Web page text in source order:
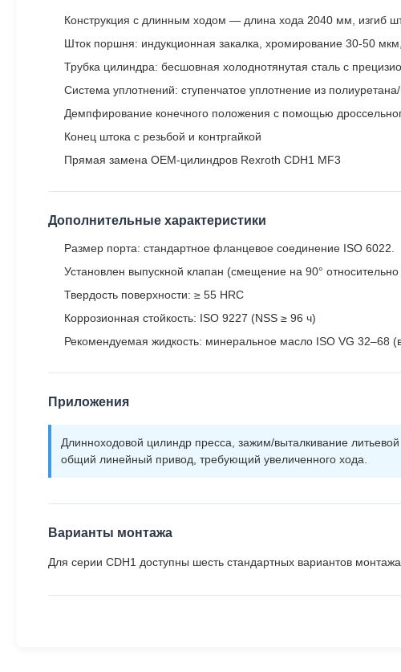
Конструкция с длинным ходом — длина хода 2040 мм, изгиб
Шток поршня: индукционная закалка, хромирование 30-50
Трубка цилиндра: бесшовная холоднотянутая сталь с
Система уплотнений: ступенчатое уплотнение из
Демпфирование конечного положения с помощью
Конец штока с резьбой и контргайкой
Прямая замена OEM-цилиндров Rexroth CDH1 MF3
Дополнительные характеристики
Размер порта: стандартное фланцевое соединение ISO 6022.
Установлен выпускной клапан (смещение на 90°
Твердость поверхности: ≥ 55 HRC
Коррозионная стойкость: ISO 9227 (NSS ≥ 96 ч)
Рекомендуемая жидкость: минеральное масло ISO VG 32–68
Приложения
Длинноходовой цилиндр пресса, зажим/выталкивание
общий линейный привод, требующий увеличенного хода.
Варианты монтажа
Для серии CDH1 доступны шесть стандартных вариантов